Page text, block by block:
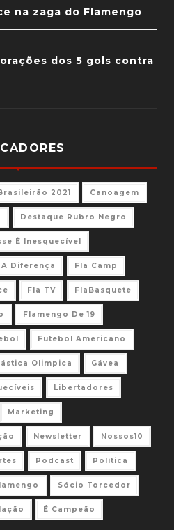
na zaga do Flamengo
dos 5 gols contra
2021 Canoagem
Destaque Rubro Negro
É Inesquecível
Diferença Fla Camp
Fla TV FlaBasquete
Flamengo De 19
Futebol Americano
Olimpica Gávea
Libertadores
Marketing
Newsletter Nossos10
Podcast Política
Sócio Torcedor
É Campeão